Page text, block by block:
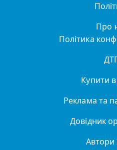
Про
Політика
Купити в
Реклама та
Довідник
Автори